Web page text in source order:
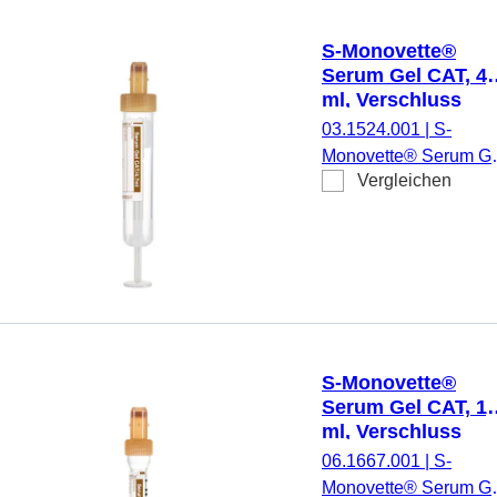
Papieretikett,
Etikett/Druck: braun,
S-Monovette®
Serum Gel CAT,
ml, Verschluss
braun, (LxØ): 75 x
15 mm, mit
Papieretikett
03.1524.001
S-
Monovette® Serum
CAT, Präparierung:
Papieretikett,
Etikett/Druck: braun,
Vergleichen
S-Monovette®
Serum Gel CAT,
ml, Verschluss
braun, (LxØ): 66 x
mm, mit
06.1667.001
S-
Monovette® Serum